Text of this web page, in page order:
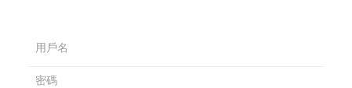
用戶名
密碼